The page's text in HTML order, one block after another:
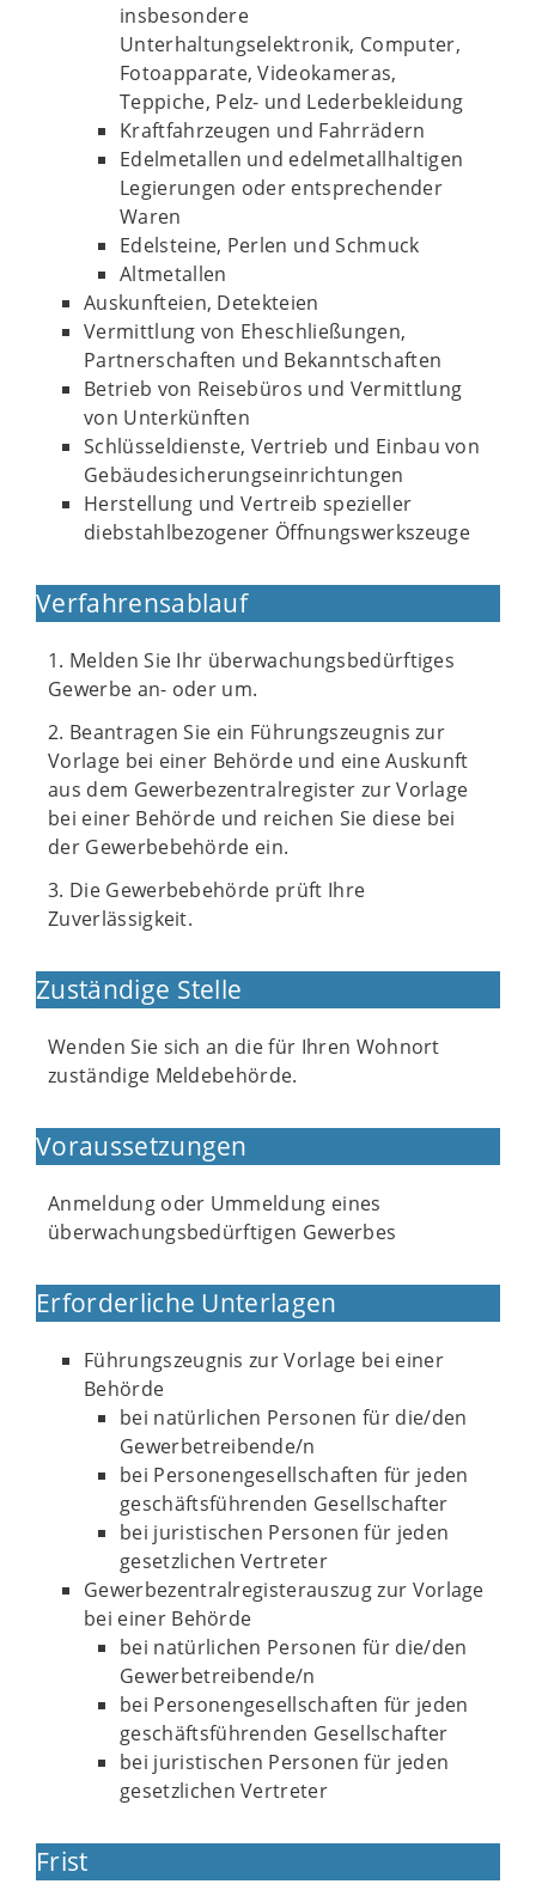
insbesondere
Unterhaltungselektronik, Computer,
Fotoapparate, Videokameras,
Teppiche, Pelz- und Lederbekleidung
Kraftfahrzeugen und Fahrrädern
Edelmetallen und edelmetallhaltigen
Legierungen oder entsprechender
Waren
Edelsteine, Perlen und Schmuck
Altmetallen
Auskunfteien, Detekteien
Vermittlung von Eheschließungen,
Partnerschaften und Bekanntschaften
Betrieb von Reisebüros und Vermittlung
von Unterkünften
Schlüsseldienste, Vertrieb und Einbau von
Gebäudesicherungseinrichtungen
Herstellung und Vertreib spezieller
diebstahlbezogener Öffnungswerkszeuge
Verfahrensablauf
1. Melden Sie Ihr überwachungsbedürftiges
Gewerbe an- oder um.
2. Beantragen Sie ein Führungszeugnis zur
Vorlage bei einer Behörde und eine Auskunft
aus dem Gewerbezentralregister zur Vorlage
bei einer Behörde und reichen Sie diese bei
der Gewerbebehörde ein.
3. Die Gewerbebehörde prüft Ihre
Zuverlässigkeit.
Zuständige Stelle
Wenden Sie sich an die für Ihren Wohnort
zuständige Meldebehörde.
Voraussetzungen
Anmeldung oder Ummeldung eines
überwachungsbedürftigen Gewerbes
Erforderliche Unterlagen
Führungszeugnis zur Vorlage bei einer
Behörde
bei natürlichen Personen für die/den
Gewerbetreibende/n
bei Personengesellschaften für jeden
geschäftsführenden Gesellschafter
bei juristischen Personen für jeden
gesetzlichen Vertreter
Gewerbezentralregisterauszug zur Vorlage
bei einer Behörde
bei natürlichen Personen für die/den
Gewerbetreibende/n
bei Personengesellschaften für jeden
geschäftsführenden Gesellschafter
bei juristischen Personen für jeden
gesetzlichen Vertreter
Frist